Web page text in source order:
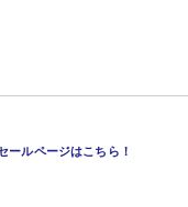
ールページはこちら！